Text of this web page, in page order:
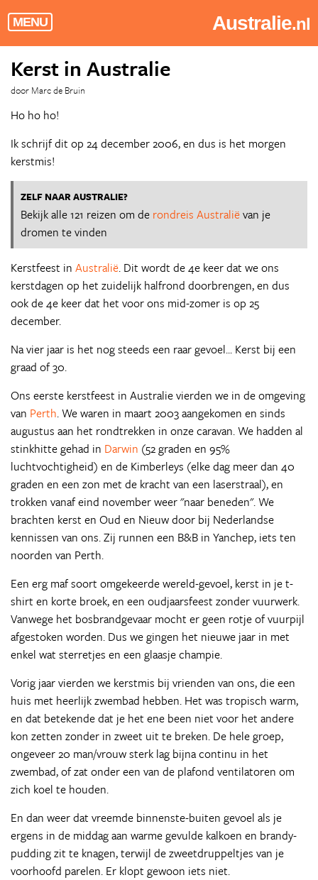
MENU Australie.nl
Kerst in Australie
door Marc de Bruin
Ho ho ho!
Ik schrijf dit op 24 december 2006, en dus is het morgen
kerstmis!
ZELF NAAR AUSTRALIE?
Bekijk alle 121 reizen om de rondreis Australiëvan je
dromen te vinden
Kerstfeest in Australië. Dit wordt de 4e keer dat we ons
kerstdagen op het zuidelijk halfrond doorbrengen, en dus
ook de 4e keer dat het voor ons mid-zomer is op 25
december.
Na vier jaar is het nog steeds een raar gevoel... Kerst bij een
graad of 30.
Ons eerste kerstfeest in Australie vierden we in de omgeving
van Perth. We waren in maart 2003 aangekomen en sinds
augustus aan het rondtrekken in onze caravan. We hadden al
stinkhitte gehad in Darwin (52 graden en 95%
luchtvochtigheid) en de Kimberleys (elke dag meer dan 40
graden en een zon met de kracht van een laserstraal), en
trokken vanaf eind november weer "naar beneden". We
brachten kerst en Oud en Nieuw door bij Nederlandse
kennissen van ons. Zij runnen een B&B in Yanchep, iets ten
noorden van Perth.
Een erg maf soort omgekeerde wereld-gevoel, kerst in je t-
shirt en korte broek, en een oudjaarsfeest zonder vuurwerk.
Vanwege het bosbrandgevaar mocht er geen rotje of vuurpijl
afgestoken worden. Dus we gingen het nieuwe jaar in met
enkel wat sterretjes en een glaasje champie.
Vorig jaar vierden we kerstmis bij vrienden van ons, die een
huis met heerlijk zwembad hebben. Het was tropisch warm,
en dat betekende dat je het ene been niet voor het andere
kon zetten zonder in zweet uit te breken. De hele groep,
ongeveer 20 man/vrouw sterk lag bijna continu in het
zwembad, of zat onder een van de plafond ventilatoren om
zich koel te houden.
En dan weer dat vreemde binnenste-buiten gevoel als je
ergens in de middag aan warme gevulde kalkoen en brandy-
pudding zit te knagen, terwijl de zweetdruppeltjes van je
voorhoofd parelen. Er klopt gewoon iets niet.